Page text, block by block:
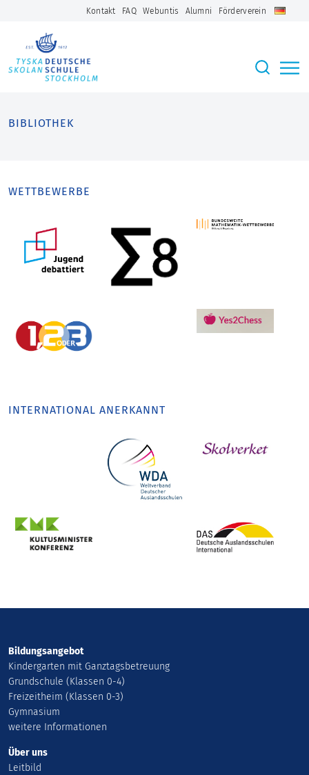
Kontakt FAQ Webuntis Alumni Förderverein
BIBLIOTHEK
WETTBEWERBE
INTERNATIONAL ANERKANNT
Bildungsangebot
Kindergarten mit Ganztagsbetreuung
Grundschule (Klassen 0-4)
Freizeitheim (Klassen 0-3)
Gymnasium
weitere Informationen
Über uns
Leitbild